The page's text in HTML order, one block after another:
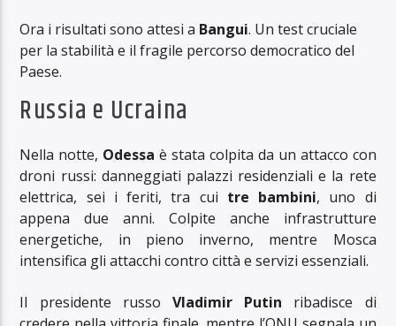
Ora i risultati sono attesi a Bangui. Un test cruciale
per la stabilità e il fragile percorso democratico del
Paese.
Russia e Ucraina
Nella notte, Odessa è stata colpita da un attacco con
droni russi: danneggiati palazzi residenziali e la rete
elettrica, sei i feriti, tra cui tre bambini, uno di
appena due anni. Colpite anche infrastrutture
energetiche, in pieno inverno, mentre Mosca
intensifica gli attacchi contro città e servizi essenziali.
Il presidente russo Vladimir Putin ribadisce di